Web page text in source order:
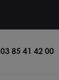
03 85 41 42 00